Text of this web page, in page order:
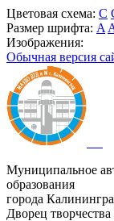
Цветовая схема: C
Размер шрифта: A
Изображения:
Обычная версия
Муниципальное
образования
города
Дворец